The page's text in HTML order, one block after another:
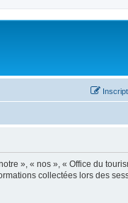
», « nos », « Office du
collectées lors des